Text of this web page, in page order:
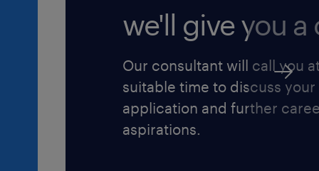
we'll give you a
Our consultant will call you
suitable time to discuss your
application and further
aspirations.